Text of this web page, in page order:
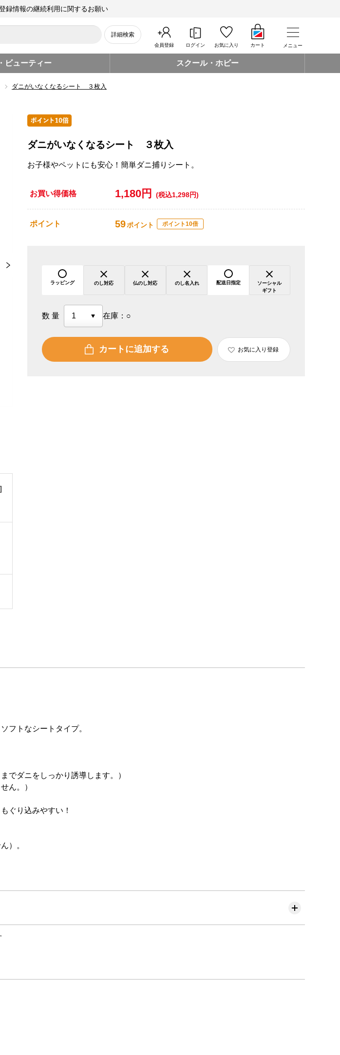
録情報の継続利用に関するお願い
詳細検索
会員登録 ログイン お気に入り カート メニュー
ビューティー スクール・ホビー
ダニがいなくなるシート ３枚入
]
ダニがいなくなるシート ３枚入
お子様やペットにも安心！簡単ダニ捕りシート。
お買い得価格 1,180円 (税込1,298円)
ポイント 59ポイント ポイント10倍
ラッピング のし対応 仏のし対応 のし名入れ 配送日指定
ソーシャル
ギフト
数量 在庫： ○
カートに追加する お気に入り登録
フトなシートタイプ。
でダニをしっかり誘導します。）
ん。）
ぐり込みやすい！
）。